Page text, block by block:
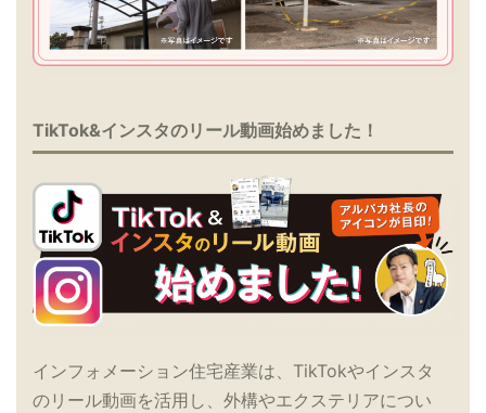
TikTok&インスタのリール動画始めました！
インフォメーション住宅産業は、TikTokやインスタ
のリール動画を活用し、外構やエクステリアについ